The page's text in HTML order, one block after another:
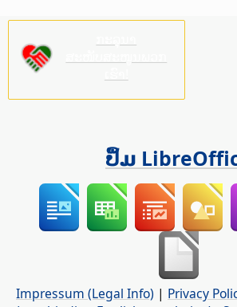
ປຶ້ມ
Impressum (Legal Info) | Privacy